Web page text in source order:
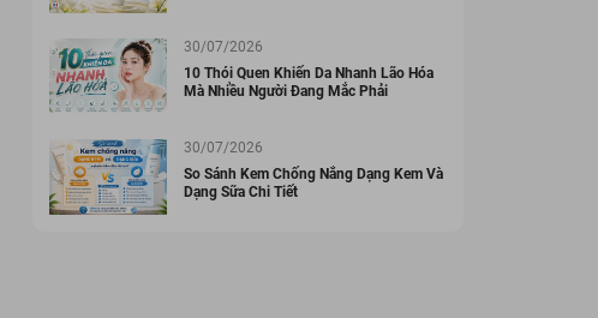
30/07/2026
10 Thói Quen Khiến Da Nhanh Lão Hóa
Mà Nhiều Người Đang Mắc Phải
30/07/2026
So Sánh Kem Chống Nắng Dạng Kem Và
Dạng Sữa Chi Tiết